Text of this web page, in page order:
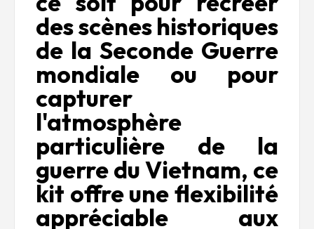
des scènes historiques
de la Seconde Guerre
mondiale ou pour
capturer
l'atmosphère
particulière de la
guerre du Vietnam, ce
kit offre une flexibilité
appréciable aux